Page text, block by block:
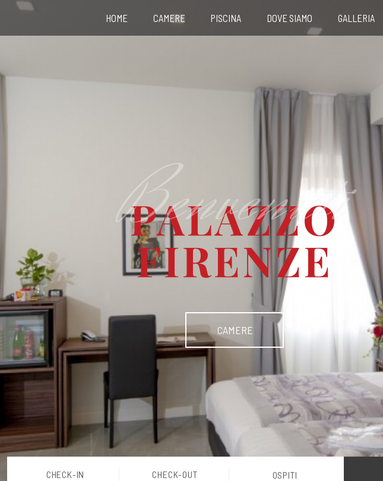
HOME CAMERE PISCINA DOVE SIAMO GALLERIA
PALAZZO
FIRENZE
Benvenuti
CAMERE
CHECK-IN CHECK-OUT OSPITI